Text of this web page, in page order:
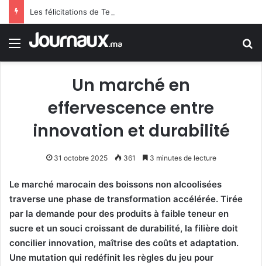
Menu
Un marché en
effervescence entre
innovation et durabilité
31 octobre 2025 361 3 minutes de lecture
Le marché marocain des boissons non alcoolisées
traverse une phase de transformation accélérée. Tirée
par la demande pour des produits à faible teneur en
sucre et un souci croissant de durabilité, la filière doit
concilier innovation, maîtrise des coûts et adaptation.
Une mutation qui redéfinit les règles du jeu pour